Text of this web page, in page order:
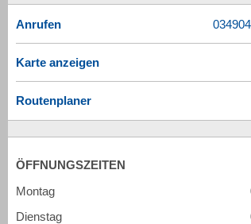
Anrufen
Karte anzeigen
Routenplaner
ÖFFNUNGSZEITEN
Montag
Dienstag